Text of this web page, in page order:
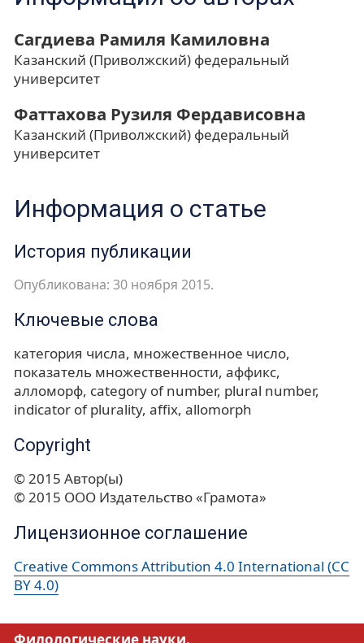
Сагдиева Рамиля Камиловна
Казанский (Приволжский) федеральный
университет
Фаттахова Рузиля Фердависовна
Казанский (Приволжский) федеральный
университет
Информация о статье
История публикации
Опубликована: 30 ноября 2015.
Ключевые слова
категория числа множественное число
показатель множественности аффикс
алломорф category of number plural number
indicator of plurality affix allomorph
Copyright
© 2015 Автор(ы)
© 2015 ООО Издательство «Грамота»
Лицензионное соглашение
Creative Commons Attribution 4.0 International (CC
BY 4.0)